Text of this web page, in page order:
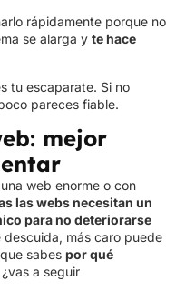
rápidamente porque no
se alarga y te hace
tu escaparate. Si no
pareces fiable.
mejor
web enorme o con
las webs necesitan un
para no deteriorarse
descuida, más caro puede
sabes por qué
¿vas a seguir